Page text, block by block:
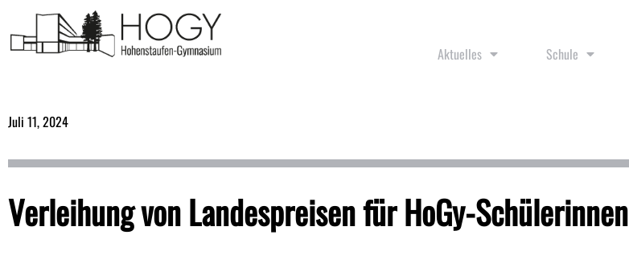
Aktuelles Schule
Juli 11, 2024
Verleihung von Landespreisen für HoGy-Schülerinnen